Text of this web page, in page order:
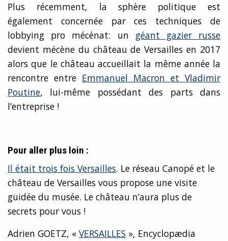
Plus récemment, la sphère politique est
également concernée par ces techniques de
lobbying pro mécénat: un géant gazier russe
devient mécène du château de Versailles en 2017
alors que le château accueillait la même année la
rencontre entre Emmanuel Macron et Vladimir
Poutine, lui-même possédant des parts dans
l’entreprise !
Pour aller plus loin :
Il était trois fois Versailles. Le réseau Canopé et le
château de Versailles vous propose une visite
guidée du musée. Le château n’aura plus de
secrets pour vous !
Adrien GOETZ, « VERSAILLES », Encyclopædia